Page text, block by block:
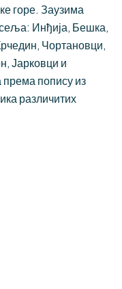
горе. Заузима
Инђија, Бешка,
Чортановци,
Јарковци и
попису из
различитих